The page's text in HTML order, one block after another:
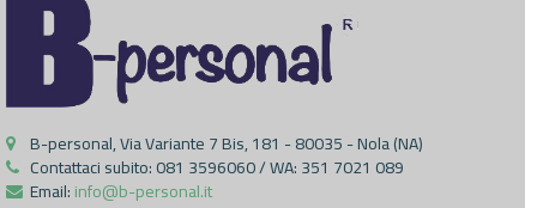
B-personal, Via Variante 7 Bis, 181 - 80035 - Nola (NA)
Contattaci subito:081 3596060 / WA: 351 7021 089
Email:info@b-personal.it